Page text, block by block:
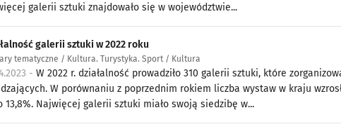
galerii sztuki znajdowało się w województwie...
galerii sztuki w 2022 roku
tematyczne / Kultura. Turystyka. Sport / Kultura
-W 2022 r. działalność prowadziło 310 galerii sztuki, które
W porównaniu z poprzednim rokiem liczba wystaw w kraju
13,8%. Najwięcej galerii sztuki miało swoją siedzibę w...